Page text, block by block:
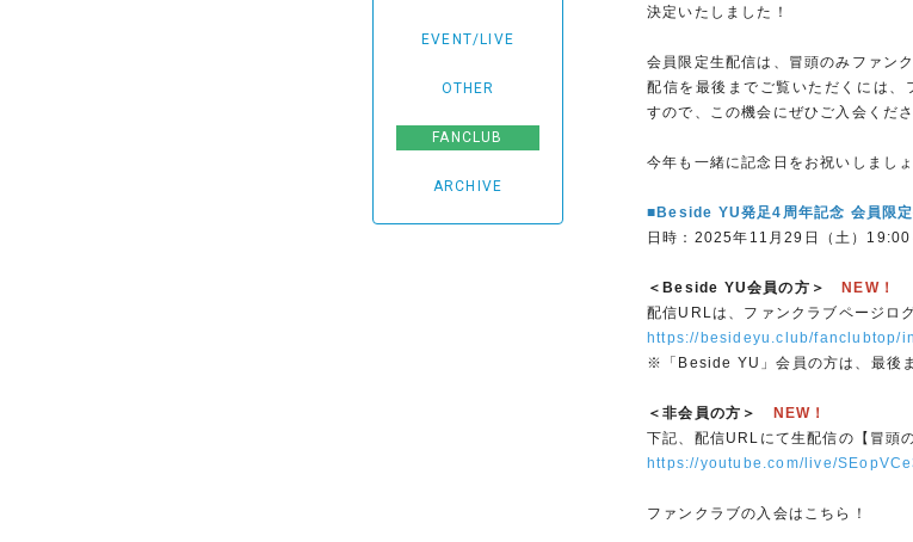
EVENT/LIVE
OTHER
FANCLUB
ARCHIVE
決定いたしました！
会員限定生配信は、冒頭のみファン
配信を最後までご覧いただくには、
すので、この機会にぜひご入会くださ
今年も一緒に記念日をお祝いしましょ
■Beside YU発足4周年記念 会員限
日時：2025年11月29日（土）19:00
＜Beside YU会員の方＞
NEW！
配信URLは、ファンクラブページロ
https://besideyu.club/fanclubtop/
※「Beside YU」会員の方は、最後
＜非会員の方＞
NEW！
下記、配信URLにて生配信の【冒頭
https://youtube.com/live/
ファンクラブの入会はこちら！